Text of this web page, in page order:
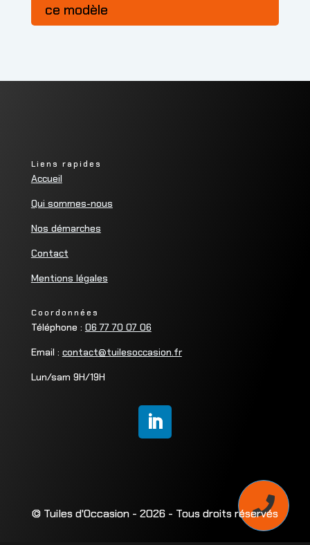
ce modèle
Liens rapides
Accueil
Qui sommes-nous
Nos démarches
Contact
Mentions légales
Coordonnées
Téléphone : 06 77 70 07 06
Email : contact@tuilesoccasion.fr
Lun/sam 9H/19H

© Tuiles d'Occasion - 2026 - Tous droits réservés